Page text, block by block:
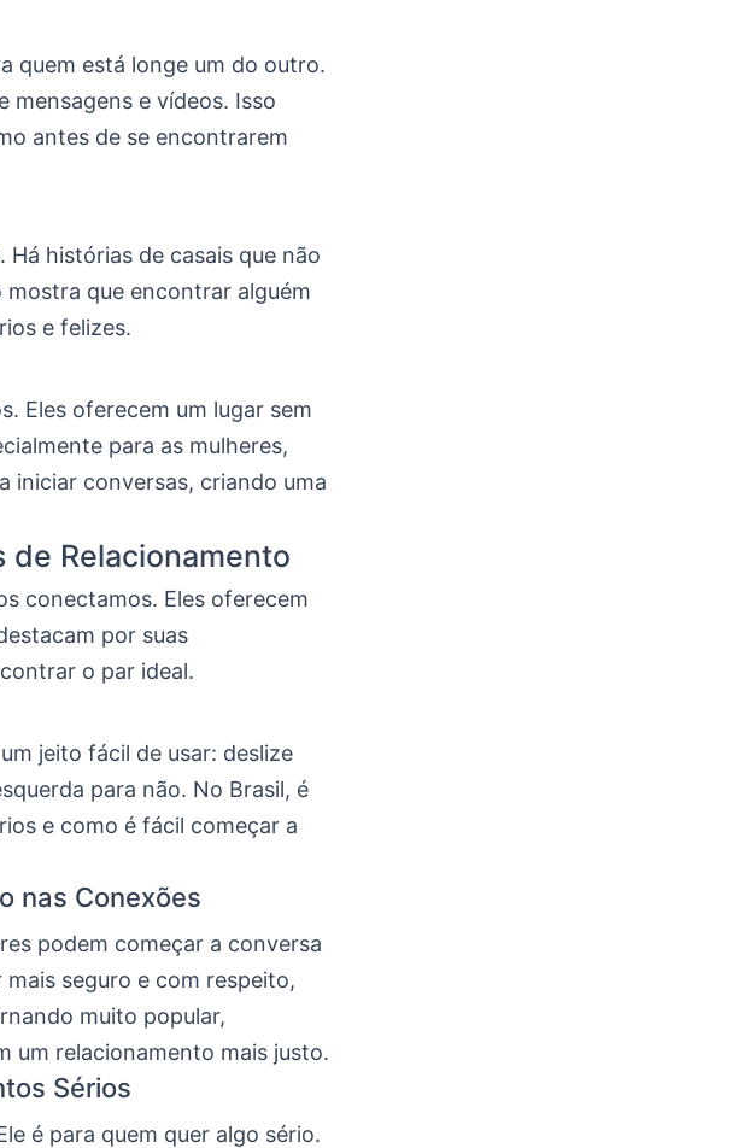
quem está longe um do outro.
mensagens e vídeos. Isso
antes de se encontrarem
histórias de casais que não
mostra que encontrar alguém
e felizes.
Eles oferecem um lugar sem
para as mulheres,
iniciar conversas, criando uma
de Relacionamento
conectamos. Eles oferecem
por suas
o par ideal.
jeito fácil de usar: deslize
para não. No Brasil, é
e como é fácil começar a
nas Conexões
podem começar a conversa
mais seguro e com respeito,
muito popular,
um relacionamento mais justo.
Sérios
é para quem quer algo sério.